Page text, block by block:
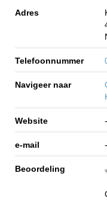
Adres
Telefoonnummer
Navigeer naar
Website -
e-mail -
Beoordeling